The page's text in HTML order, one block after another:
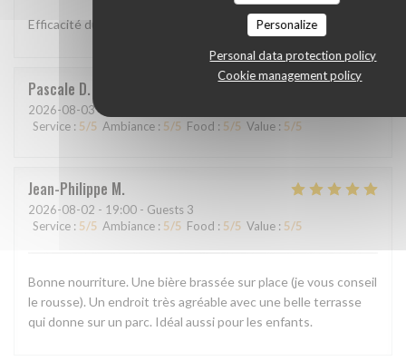
Personalize
Personal data protection policy
Cookie management policy
Efficacité du personnel, plats goûteux
Pascale D
2026-08-03- 12:30 - Guests 9
Service : 5/5 Ambiance : 5/5 Food : 5/5 Value : 5/5
Jean-Philippe M
2026-08-02 - 19:00 - Guests 3
Service : 5/5 Ambiance : 5/5 Food : 5/5 Value : 5/5
Bonne nourriture. Une bière brassée sur place (je vous conseil
le rousse). Un endroit très agréable avec une belle terrasse
qui donne sur un parc. Idéal aussi pour les enfants.